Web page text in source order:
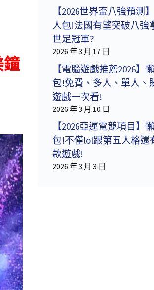
鐘
【2026世界盃八強預測
人包!法國有望突破八強
世足冠軍?
2026 年 3 月 17 日
【電腦遊戲推薦2026】
包!免費、多人、單人、
遊戲一次看!
2026 年 3 月 10 日
【2026亞運電競項目】
包!不僅lol跟第五人格還
款遊戲!
2026 年 3 月 3 日